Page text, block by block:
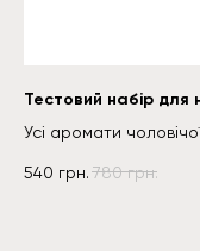
Тестовий набір для
Усі аромати
540 грн. 780 грн.